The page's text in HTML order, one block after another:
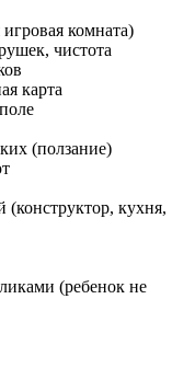
комната)
чистота
карта
(ползание)
(конструктор, кухня,
(ребенок не